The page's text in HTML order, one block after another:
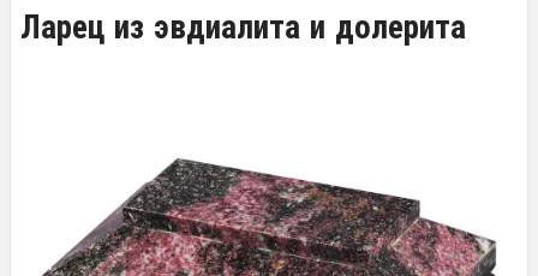
Ларец из эвдиалита и долерита